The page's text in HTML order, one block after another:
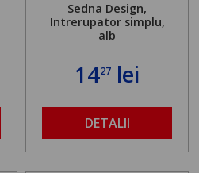
Sedna Design,
Intrerupator simplu,
alb
1427 lei
DETALII